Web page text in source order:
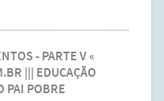
- PARTE V «
||| EDUCAÇÃO
PAI POBRE